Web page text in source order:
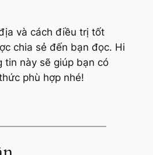
và cách điều trị tốt
chia sẻ đến bạn đọc. Hi
tin này sẽ giúp bạn có
phù hợp nhé!